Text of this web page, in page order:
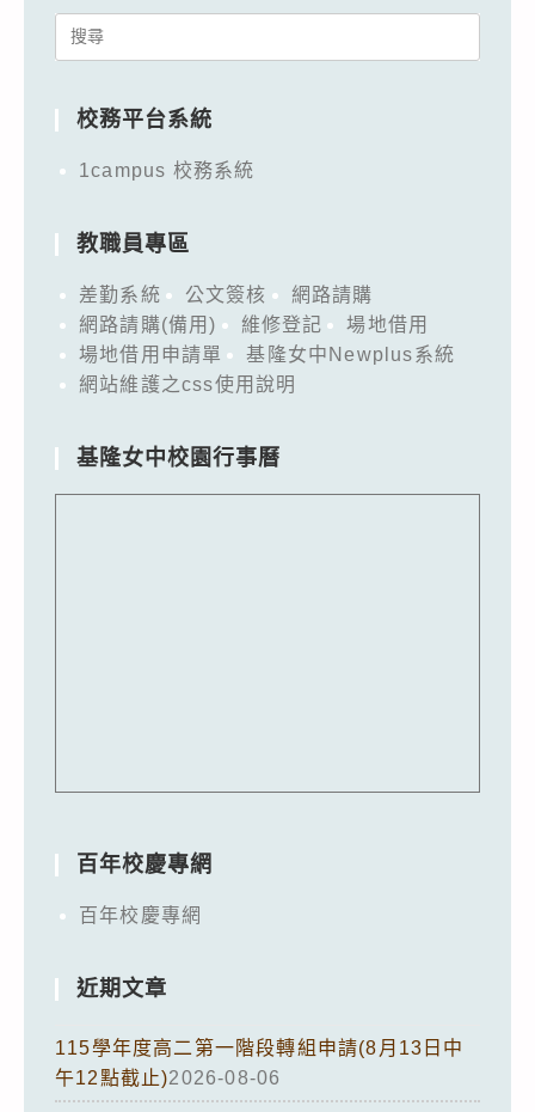
Search
校務平台系統
1campus 校務系統
教職員專區
差勤系統 公文簽核
網路請購
網路請購(備用)
維修登記
場地借用
場地借用申請單
基隆女中Newplus系統
網站維護之css使用說明
基隆女中校園行事曆
百年校慶專網
百年校慶專網
近期文章
115學年度高二第一階段轉組申請(8月13日中
午12點截止)2026-08-06